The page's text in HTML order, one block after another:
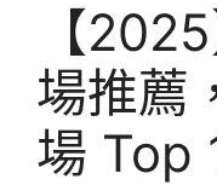
【
場推薦
場 Top